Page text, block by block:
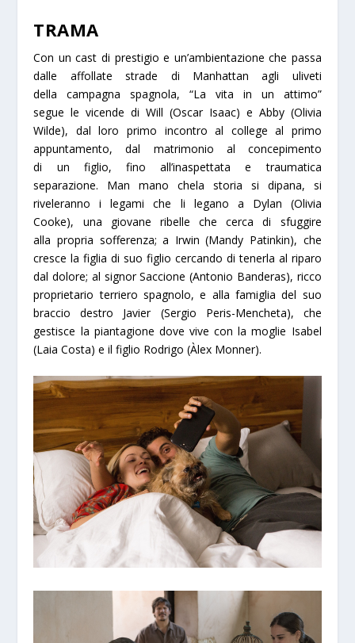
TRAMA
Con un cast di prestigio e un’ambientazione che passa
dalle affollate strade di Manhattan agli uliveti
dellacampagna spagnola, “La vita in un attimo”
segue le vicende di Will (Oscar Isaac) e Abby (Olivia
Wilde), dal loro primo incontro al college al primo
appuntamento, dal matrimonio al concepimento
di un figlio, fino all’inaspettata e traumatica
separazione. Man mano chela storia si dipana, si
riveleranno i legami che li legano a Dylan (Olivia
Cooke), una giovane ribelle che cerca di sfuggire
alla propria sofferenza; a Irwin (Mandy Patinkin), che
crescela figlia di suo figlio cercando di tenerla al riparo
dal dolore; al signor Saccione (Antonio Banderas), ricco
proprietario terriero spagnolo, e alla famiglia del suo
braccio destro Javier (Sergio Peris-Mencheta), che
gestisce la piantagione dove vive conlamoglie Isabel
(Laia Costa) e il figlio Rodrigo (Àlex Monner).